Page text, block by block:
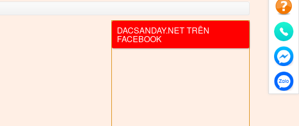
DACSANDAY.NET TRÊN
FACEBOOK